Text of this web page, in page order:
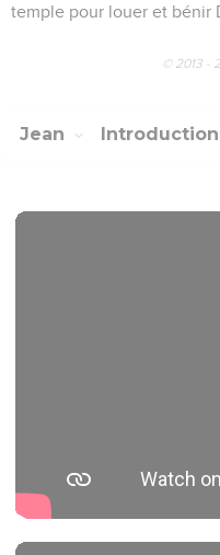
temple pour louer et bénir
© 2013 -
Jean Introduction